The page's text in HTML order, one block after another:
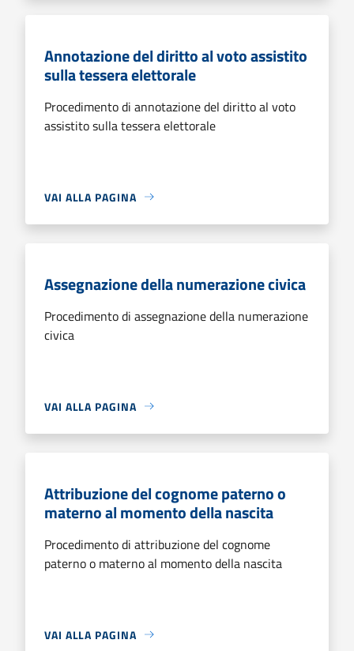
Annotazione del diritto al voto assistito
sulla tessera elettorale
Procedimento di annotazione del diritto al voto
assistito sulla tessera elettorale
VAI ALLA PAGINA
Assegnazione della numerazione civica
Procedimento di assegnazione della numerazione
civica
VAI ALLA PAGINA
Attribuzione del cognome paterno o
materno al momento della nascita
Procedimento di attribuzione del cognome
paterno o materno al momento della nascita
VAI ALLA PAGINA